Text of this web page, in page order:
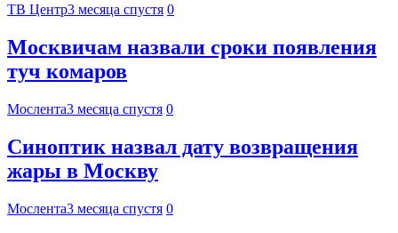
ТВ Центр3 месяца спустя 0
Москвичам назвали сроки появления
туч комаров
Мослента3 месяца спустя 0
Синоптик назвал дату возвращения
жары в Москву
Мослента3 месяца спустя 0